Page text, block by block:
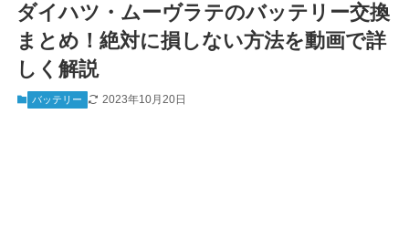
ダイハツ・ムーヴラテのバッテリー交換
まとめ！絶対に損しない方法を動画で詳
しく解説
バッテリー 2023年10月20日